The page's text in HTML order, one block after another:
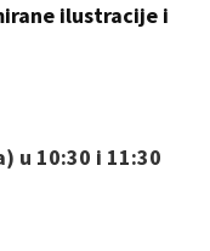
ilustracije i
u 10:30 i 11:30